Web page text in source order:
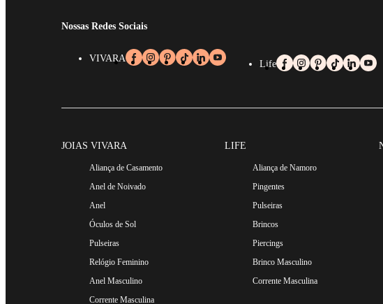
Nossas Redes Sociais
VIVARA
Life
JOIAS VIVARA
Aliança de Casamento
Anel de Noivado
Anel
Óculos de Sol
Pulseiras
Relógio Feminino
Anel Masculino
Corrente Masculina
LIFE
Aliança de Namoro
Pingentes
Pulseiras
Brincos
Piercings
Brinco Masculino
Corrente Masculina